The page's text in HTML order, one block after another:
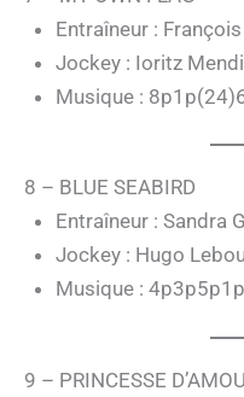
Entraîneur :
Jockey : Ioritz
Musique :
8 – BLUE SEABIRD
Entraîneur : Sandra
Jockey : Hugo
Musique :
9 – PRINCESSE